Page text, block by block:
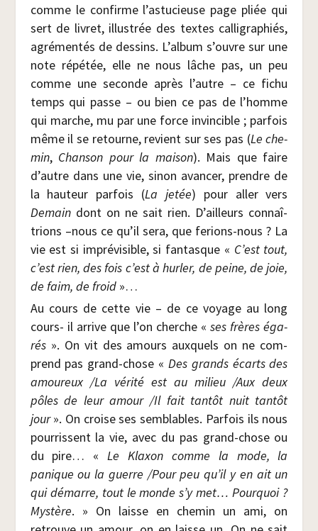
comme le confirme l’astucieuse page pliée qui
sert de livret, illus­trée des textes cal­li­gra­phiés,
agré­men­tés de des­sins. L’album s’ouvre sur une
note répé­tée, elle ne nous lâche pas, un peu
comme une seconde après l’autre – ce fichu
temps qui passe – ou bien ce pas de l’homme
qui marche, mu par une force invin­cible ; par­fois
même il se retourne, revient sur ses pas (Le che­
min, Chan­son pour la mai­son). Mais que faire
d’autre dans une vie, sinon avan­cer, prendre de
la hau­teur par­fois (La jetée) pour aller vers
Demaindont on ne sait rien. D’ailleurs connaî­
trions –nous ce qu’il sera, que ferions-nous ? La
vie est si impré­vi­sible, si fan­tasque « C’est tout,
c’est rien, des fois c’est à hur­ler, de peine, de joie,
de faim, de froid »…
Au cours de cette vie – de ce voyage au long
cours- il arrive que l’on cherche «ses frères éga­
rés ». On vit des amours aux­quels on ne com­
prend pas grand-chose « Des grands écarts des
amou­reux /​La véri­té est au milieu /​Aux deux
pôles de leur amour /​Il fait tan­tôt nuit tan­tôt
jour». On croise ses sem­blables. Par­fois ils nous
pour­rissent la vie, avec du pas grand-chose ou
du pire… «Le Klaxon comme la mode, la
panique ou la guerre /​Pour peu qu’il y en ait un
qui démarre, tout le monde s’y met… Pour­quoi ?
Mys­tère. » On laisse en che­min un ami, on